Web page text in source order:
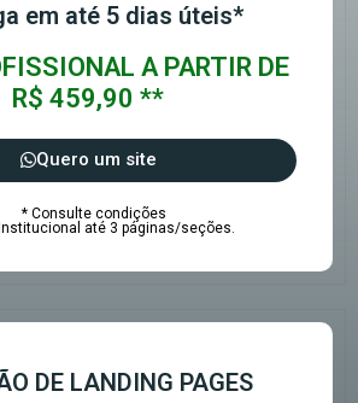
em até 5 dias úteis*
A PARTIR DE
R$ 459,90 **
Quero um site
* Consulte condições
até 3 páginas/seções.
DE LANDING PAGES